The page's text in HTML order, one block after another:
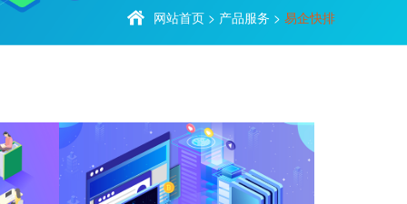
网站首页 > 产品服务 > 易企快排